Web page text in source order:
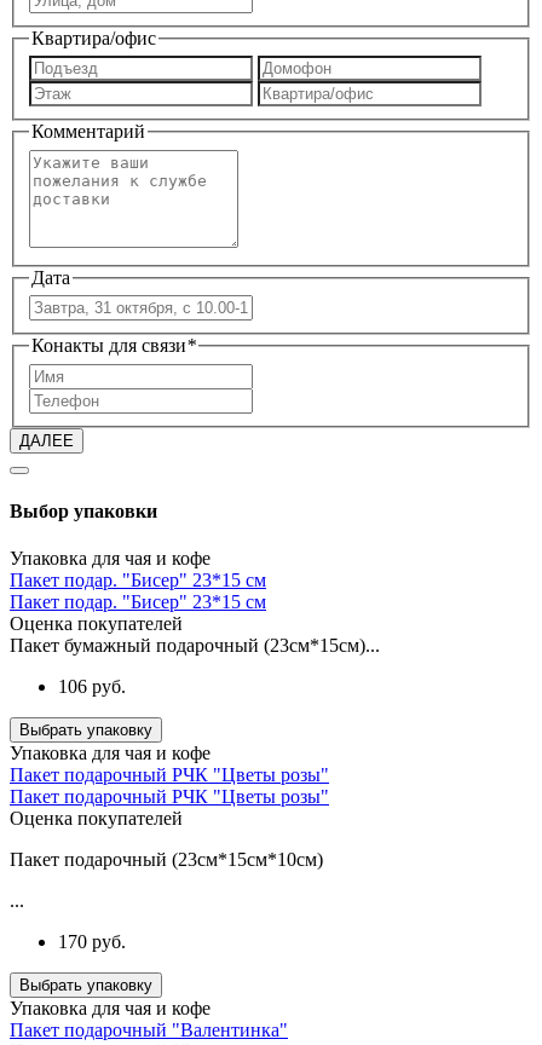
Квартира/офис
Комментарий
Дата
Конакты для связи*
ДАЛЕЕ
Выбор упаковки
Упаковка для чая и кофе
Пакет подар. "Бисер" 23*15 см
Пакет подар. "Бисер" 23*15 см
Оценка покупателей
Пакет бумажный подарочный (23см*15см)...
106 руб.
Выбрать упаковку
Упаковка для чая и кофе
Пакет подарочный РЧК "Цветы розы"
Пакет подарочный РЧК "Цветы розы"
Оценка покупателей
Пакет подарочный (23см*15см*10см)
...
170 руб.
Выбрать упаковку
Упаковка для чая и кофе
Пакет подарочный "Валентинка"